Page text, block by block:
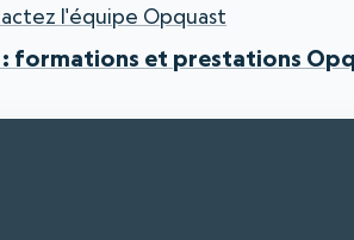
l'équipe Opquast
formations et prestations